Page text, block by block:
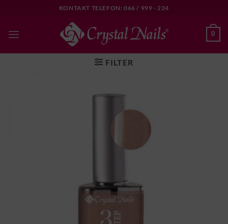
content
KONTAKT TELEFON: 066 / 999 - 224
0
FILTER